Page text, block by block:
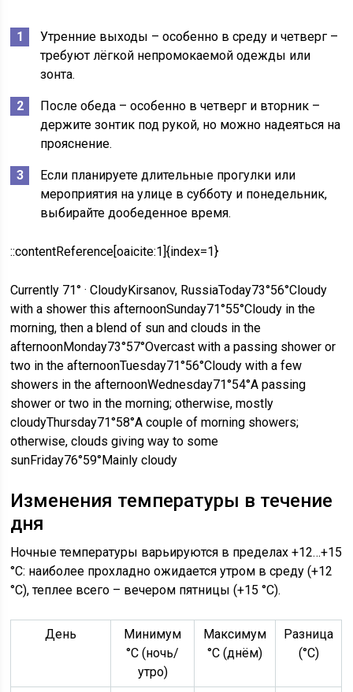
Утренние выходы – особенно в среду и четверг –
требуют лёгкой непромокаемой одежды или
зонта.
После обеда – особенно в четверг и вторник –
держите зонтик под рукой, но можно надеяться на
прояснение.
Если планируете длительные прогулки или
мероприятия на улице в субботу и понедельник,
выбирайте дообеденное время.
::contentReference[oaicite:1]{index=1}
Currently 71° · CloudyKirsanov, RussiaToday73°56°Cloudy
with a shower this afternoonSunday71°55°Cloudy in the
morning, then a blend of sun and clouds in the
afternoonMonday73°57°Overcast with a passing shower or
two in the afternoonTuesday71°56°Cloudy with a few
showers in the afternoonWednesday71°54°A passing
shower or two in the morning; otherwise, mostly
cloudyThursday71°58°A couple of morning showers;
otherwise, clouds giving way to some
sunFriday76°59°Mainly cloudy
Изменения температуры в течение
дня
Ночные температуры варьируются в пределах +12…+15
°C: наиболее прохладно ожидается утром в среду (+12
°C), теплее всего – вечером пятницы (+15 °C).
День
Минимум
°C (ночь/
утро)
Максимум
°C (днём)
Разница
(°C)